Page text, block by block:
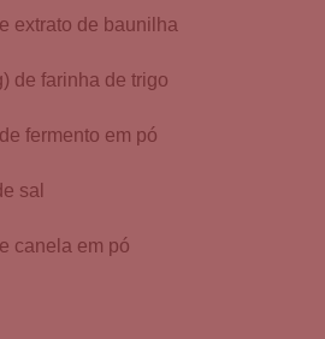
extrato de baunilha
de farinha de trigo
fermento em pó
sal
canela em pó